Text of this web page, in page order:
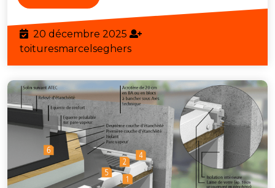
d’une
Maison
Confortable
More
20 décembre 2025 20
décembre
2025
toituresmarcelsegherstoituresmarcelseghers